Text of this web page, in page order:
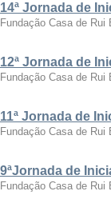
14ª Jornada de
Fundação Casa de Rui
12ª Jornada de
Fundação Casa de Rui
11ª Jornada de
Fundação Casa de Rui
9ªJornada de
Fundação Casa de Rui